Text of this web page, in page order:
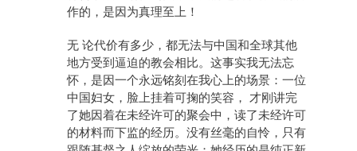
作的，是因为真理至上！
无 论代价有多少，都无法与中国和全球其他
地方受到逼迫的教会相比。这事实我无法忘
怀，是因一个永远铭刻在我心上的场景：一位
中国妇女，脸上挂着可掬的笑容， 才刚讲完
了她因着在未经许可的聚会中，读了未经许可
的材料而下监的经历。没有丝毫的自怜，只有